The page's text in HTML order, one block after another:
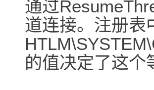
通过
道连接。注册表
的值决定了这个